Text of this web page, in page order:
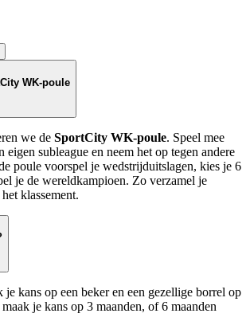
WK-poule
we de SportCity WK-poule. Speel mee
subleague en neem het op tegen andere
poule voorspel je wedstrijduitslagen, kies je 6
je de wereldkampioen. Zo verzamel je
klassement.
kans op een beker en een gezellige borrel op
je kans op 3 maanden, of 6 maanden